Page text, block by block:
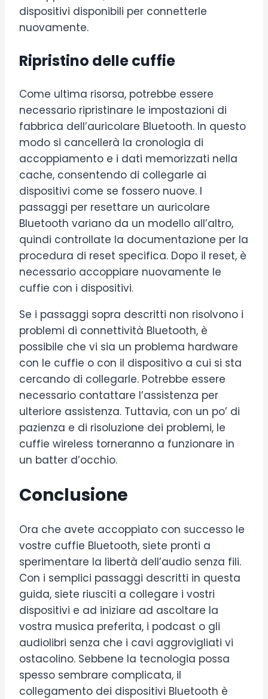
dispositivi disponibili per connetterle
nuovamente.
Ripristino delle cuffie
Come ultima risorsa, potrebbe essere
necessario ripristinare le impostazioni di
fabbrica dell’auricolare Bluetooth. In questo
modo si cancellerà la cronologia di
accoppiamento e i dati memorizzati nella
cache, consentendo di collegarle ai
dispositivi come se fossero nuove. I
passaggi per resettare un auricolare
Bluetooth variano da un modello all’altro,
quindi controllate la documentazione per la
procedura di reset specifica. Dopo il reset, è
necessario accoppiare nuovamente le
cuffie con i dispositivi.
Se i passaggi sopra descritti non risolvono i
problemi di connettività Bluetooth, è
possibile che vi sia un problema hardware
con le cuffie o con il dispositivo a cui si sta
cercando di collegarle. Potrebbe essere
necessario contattare l’assistenza per
ulteriore assistenza. Tuttavia, con un po’ di
pazienza e di risoluzione dei problemi, le
cuffie wireless torneranno a funzionare in
un batter d’occhio.
Conclusione
Ora che avete accoppiato con successo le
vostre cuffie Bluetooth, siete pronti a
sperimentare la libertà dell’audio senza fili.
Con i semplici passaggi descritti in questa
guida, siete riusciti a collegare i vostri
dispositivi e ad iniziare ad ascoltare la
vostra musica preferita, i podcast o gli
audiolibri senza che i cavi aggrovigliati vi
ostacolino. Sebbene la tecnologia possa
spesso sembrare complicata, il
collegamento dei dispositivi Bluetooth è